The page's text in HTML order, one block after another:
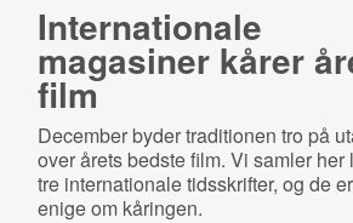
Internationale
magasiner kårer
film
December byder traditionen tro på
over årets bedste film. Vi samler her
tre internationale tidsskrifter, og de
enige om kåringen.